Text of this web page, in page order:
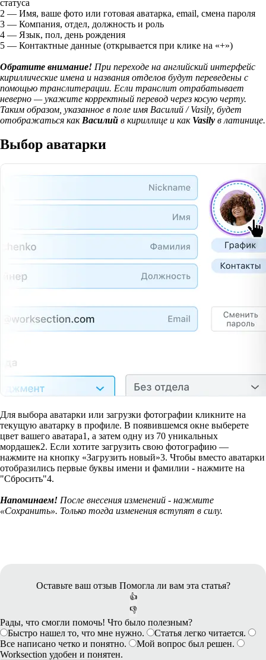
статуса
2 — Имя, ваше фото или готовая аватарка, email, смена пароля
3 — Компания, отдел, должность и роль
4 — Язык, пол, день рождения
5 — Контактные данные (открывается при клике на «+»)
Обратите внимание! При переходе на английский интерфейс
кириллические имена и названия отделов будут переведены с
помощью транслитерации. Если транслит отрабатывает
неверно — укажите корректный перевод через косую черту.
Таким образом, указанное в поле имя Василий / Vasily, будет
отображаться как Василий в кириллице и как Vasily в латинице.
Выбор аватарки
Для выбора аватарки или загрузки фотографии кликните на
текущую аватарку в профиле. В появившемся окне выберете
цвет вашего аватара1 , а затем одну из 70 уникальных
мордашек2. Если хотите загрузить свою фотографию —
нажмите на кнопку «Загрузить новый»3. Чтобы вместо аватарки
отобразились первые буквы имени и фамилии - нажмите на
"Сбросить"4.
Напоминаем! После внесения изменений - нажмите
«Сохранить». Только тогда изменения вступят в силу.
Оставьте ваш отзыв Помогла ли вам эта статья?
👍
👎
Рады, что смогли помочь! Что было полезным?
Быстро нашел то, что мне нужно.
Статья легко читается.
Все написано четко и понятно.
Мой вопрос был решен.
Worksection удобен и понятен.